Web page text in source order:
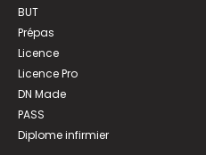
BUT
Prépas
Licence
Licence Pro
DN Made
PASS
Diplome infirmier